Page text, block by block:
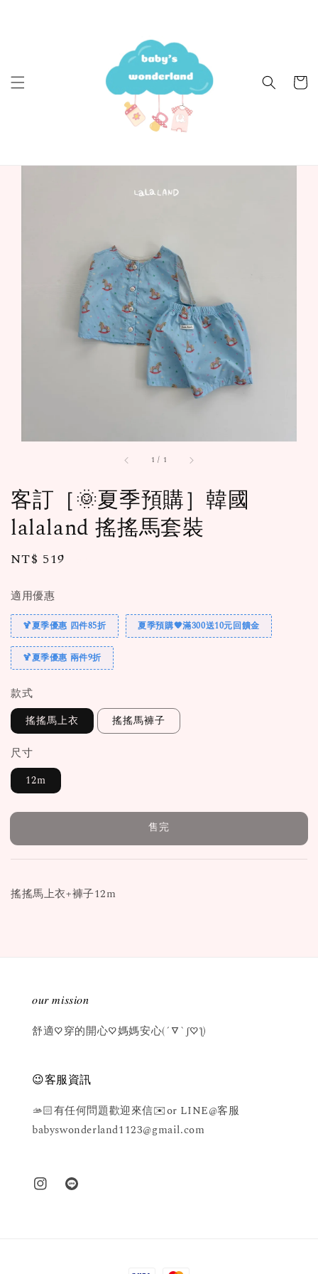
1 / 1
客訂［🌞夏季預購］韓國
lalaland 搖搖馬套裝
Regular
NT$ 519
適用優惠
🍹夏季優惠 四件85折 夏季預購🧡滿300送10元回饋金
🍹夏季優惠 兩件9折
款式
搖搖馬上衣 搖搖馬褲子
尺寸
12m
售完
搖搖馬上衣+褲子12m
𝑜𝑢𝑟 𝑚𝑖𝑠𝑠𝑖𝑜𝑛
舒適♡穿的開心♡媽媽安心(´▽`ʃ♡ƪ)
😉客服資訊
🫴🏻有任何問題歡迎來信✉️or LINE@客服
babyswonderland1123@gmail.com